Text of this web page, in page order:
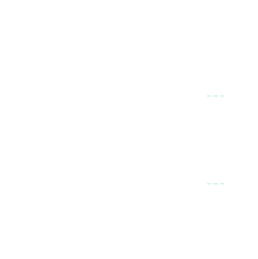
---
---